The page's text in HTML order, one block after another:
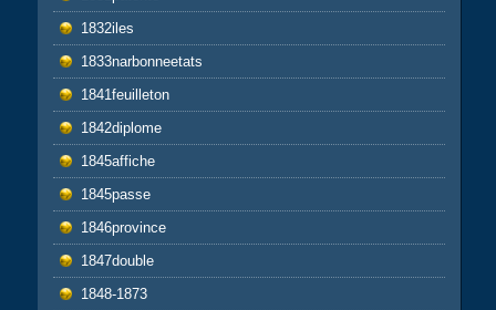
1832iles
1833narbonneetats
1841feuilleton
1842diplome
1845affiche
1845passe
1846province
1847double
1848-1873